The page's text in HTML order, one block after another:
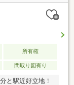
所有権
間取り図有り
と駅近好立地！